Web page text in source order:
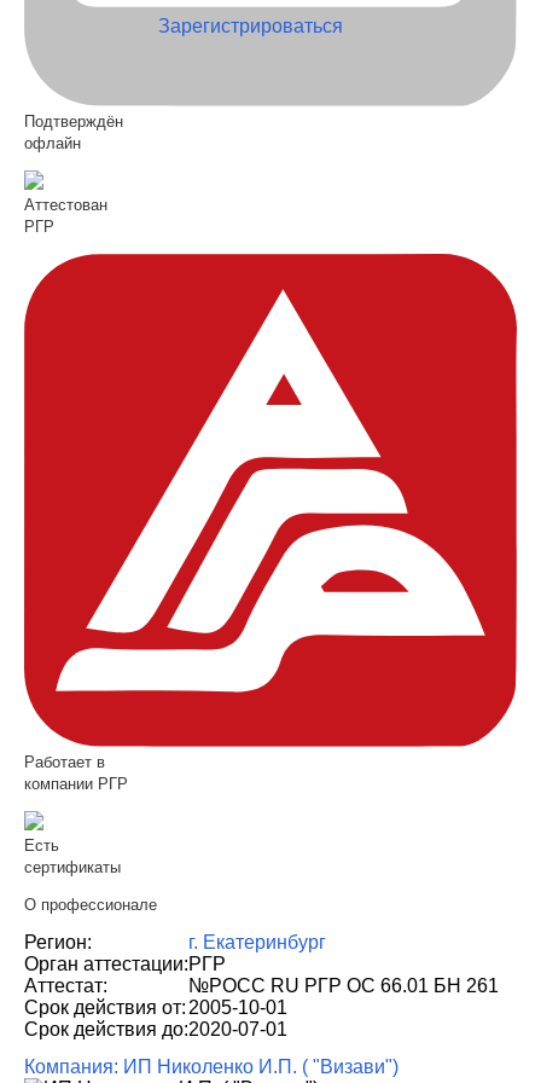
Зарегистрироваться
Подтверждён
офлайн
Аттестован
РГР
Работает в
компании РГР
Есть
сертификаты
О профессионале
Регион:
г. Екатеринбург
Орган аттестации:РГР
Аттестат:
№РОСС RU РГР ОС 66.01 БН 261
Срок действия от: 2005-10-01
Срок действия до:2020-07-01
Компания: ИП Николенко И.П. ( "Визави")